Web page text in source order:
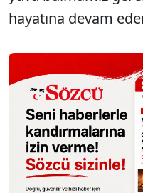
hayatına devam